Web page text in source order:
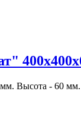
Высота - 60 мм.